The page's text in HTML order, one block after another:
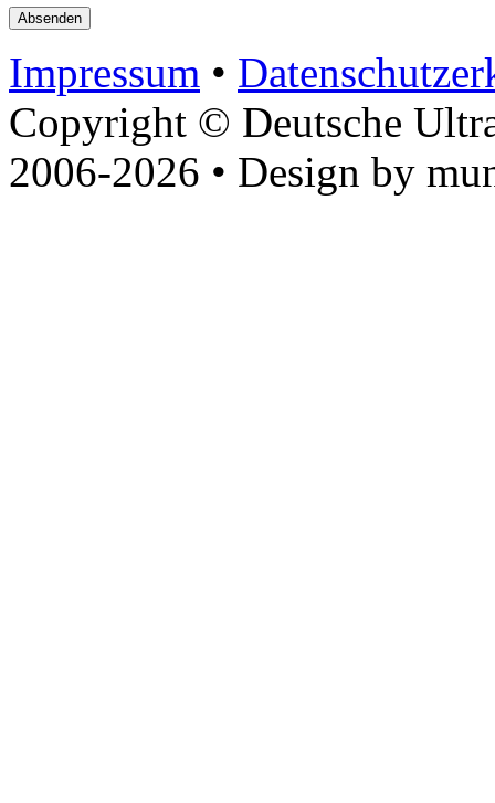
Impressum •
Copyright © Deutsche
2006-2026 • Design by